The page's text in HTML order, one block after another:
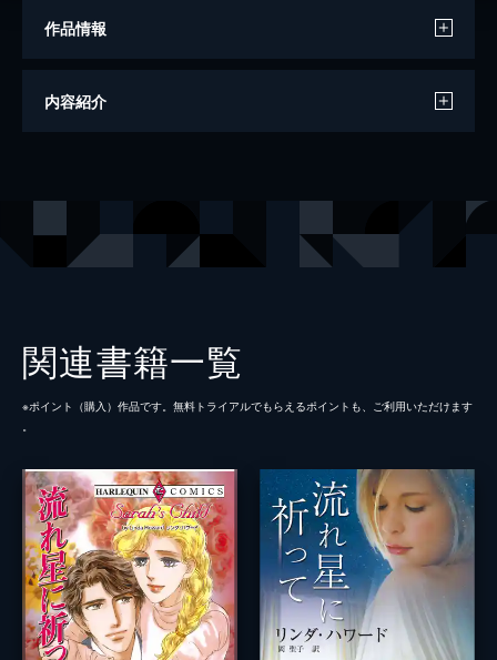
作品情報
原作
内容紹介
関連書籍一覧
※ポイント（購⼊）作品です。無料トライアルでもらえるポイントも、ご利⽤いただけます
。